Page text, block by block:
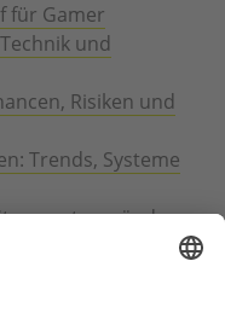
für Gamer
und
Risiken und
Trends, Systeme
verändern
Effizienz, Netze und